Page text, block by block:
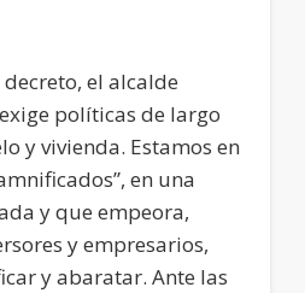
el alcalde
políticas de largo
y vivienda. Estamos en
en una
y que empeora,
y empresarios,
y abaratar. Ante las